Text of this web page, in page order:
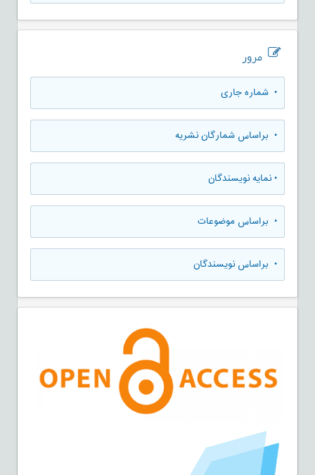
مرور
• شماره جاری
• براساس شمارگان نشریه
•نمایه نویسندگان
• براساس موضوعات
• براساس نویسندگان